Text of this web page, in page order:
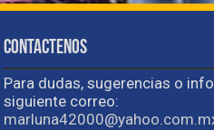
Contactenos
Para dudas, sugerencias o
siguiente correo: